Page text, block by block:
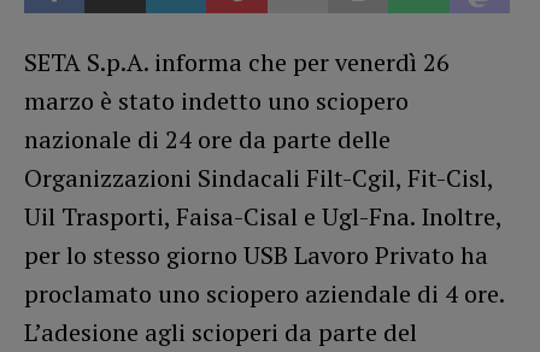
SETA S.p.A. informa che per venerdì 26
marzo è stato indetto uno sciopero
nazionale di 24 ore da parte delle
Organizzazioni Sindacali Filt-Cgil, Fit-Cisl,
Uil Trasporti, Faisa-Cisal e Ugl-Fna. Inoltre,
per lo stesso giorno USB Lavoro Privato ha
proclamato uno sciopero aziendale di 4 ore.
L’adesione agli scioperi da parte del